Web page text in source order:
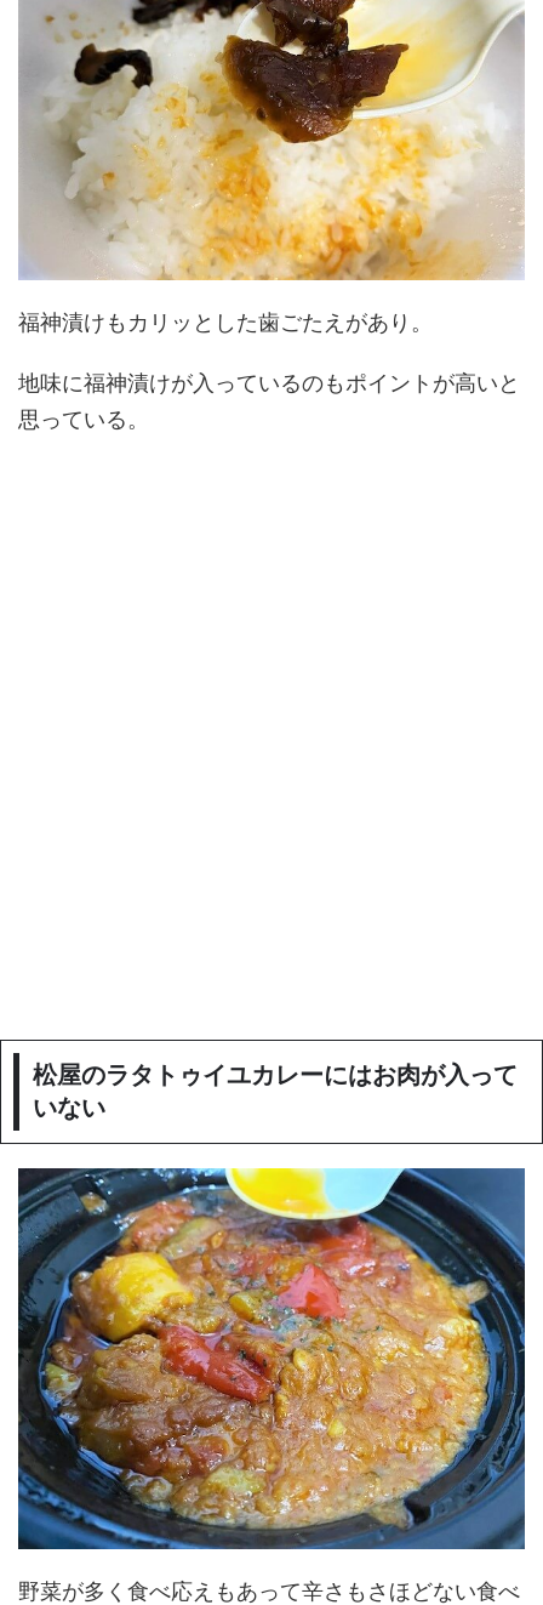
福神漬けもカリッとした歯ごたえがあり。
地味に福神漬けが入っているのもポイントが高いと
思っている。
松屋のラタトゥイユカレーにはお肉が入って
いない
野菜が多く食べ応えもあって辛さもさほどない食べ